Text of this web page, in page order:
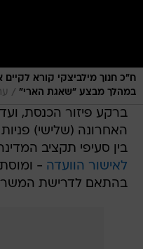
ח"כ חנוך מילביצקי קורא
במהלך מבצע "שאגת הארי" /
ברקע פיזור הכנסת,
האחרונה (שלישי)
בין סעיפי תקציב
לאישור הוועדה -
בהתאם לדרישת